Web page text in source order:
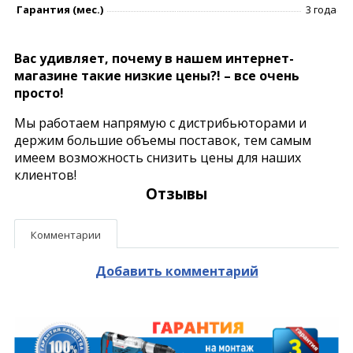
Гарантия (мес.) 3 года
Вас удивляет, почему в нашем интернет-
магазине такие низкие цены?! – все очень
просто!
Мы работаем напрямую с дистрибьюторами и
держим большие объемы поставок, тем самым
имеем возможность снизить цены для наших
клиентов!
Отзывы
Комментарии
Добавить комментарий